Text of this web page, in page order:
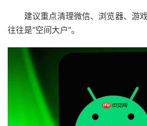
建议重点清理微信、浏览器、游
往往是“空间大户”。